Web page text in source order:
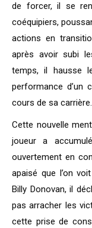
de forcer, il se
coéquipiers,
actions en
après avoir subi
temps, il hausse
performance d’un
cours de sa carrière.
Cette nouvelle
joueur a
ouvertement en
apaisé que l’on
Billy Donovan, il
pas arracher les
cette prise de